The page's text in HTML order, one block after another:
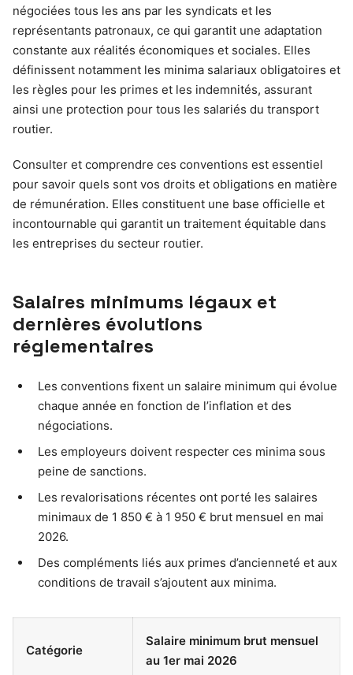
négociées tous les ans par les syndicats et les
représentants patronaux, ce qui garantit une adaptation
constante aux réalités économiques et sociales. Elles
définissent notamment les minima salariaux obligatoires et
les règles pour les primes et les indemnités, assurant
ainsi une protection pour tous les salariés du transport
routier.
Consulter et comprendre ces conventions est essentiel
pour savoir quels sont vos droits et obligations en matière
de rémunération. Elles constituent une base officielle et
incontournable qui garantit un traitement équitable dans
les entreprises du secteur routier.
Salaires minimums légaux et
dernières évolutions
réglementaires
Les conventions fixent un salaire minimum qui évolue
chaque année en fonction de l’inflation et des
négociations.
Les employeurs doivent respecter ces minima sous
peine de sanctions.
Les revalorisations récentes ont porté les salaires
minimaux de 1 850 € à 1 950 € brut mensuel en mai
2026.
Des compléments liés aux primes d’ancienneté et aux
conditions de travail s’ajoutent aux minima.
Catégorie
Salaire minimum brut mensuel
au 1er mai 2026